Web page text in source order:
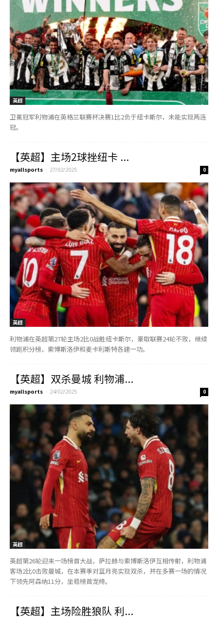
英超
卫冕冠军利物浦在英格兰联赛杯决赛1比2负于纽卡斯尔，未能实现两连
冠。
【英超】主场2球挫纽卡 ...
myallsports - 27/02/2025 0
英超
利物浦在英超第27轮主场2比0战胜纽卡斯尔，豪取联赛24轮不败，继续
领跑积分榜，索博斯洛伊和麦卡利斯特各建一功。
【英超】双杀曼城 利物浦...
myallsports - 24/02/2025 0
英超
英超第26轮迎来一场榜首大战，萨拉赫与索博斯洛伊互相传射，利物浦
客场2比0击败曼城，在本赛季对蓝月亮实现双杀，并在多赛一场的情况
下领先阿森纳11分，坐稳榜首龙椅。
【英超】主场险胜狼队 利...